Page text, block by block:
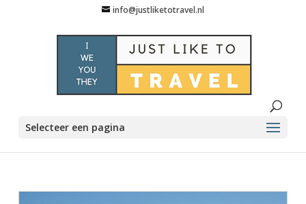
info@justliketotravel.nl
Selecteer een pagina